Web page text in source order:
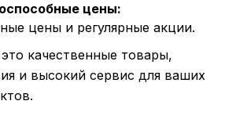
цены:
цены и регулярные акции.
качественные товары,
и высокий сервис для ваших